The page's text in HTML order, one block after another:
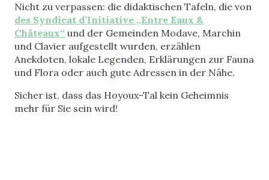
Nicht zu verpassen: die didaktischen Tafeln, die von
des Syndicat d’Initiative „Entre Eaux &
Châteaux“ und der Gemeinden Modave, Marchin
und Clavier aufgestellt wurden, erzählen
Anekdoten, lokale Legenden, Erklärungen zur Fauna
und Flora oder auch gute Adressen in der Nähe.
Sicher ist, dass das Hoyoux-Tal kein Geheimnis
mehr für Sie sein wird!